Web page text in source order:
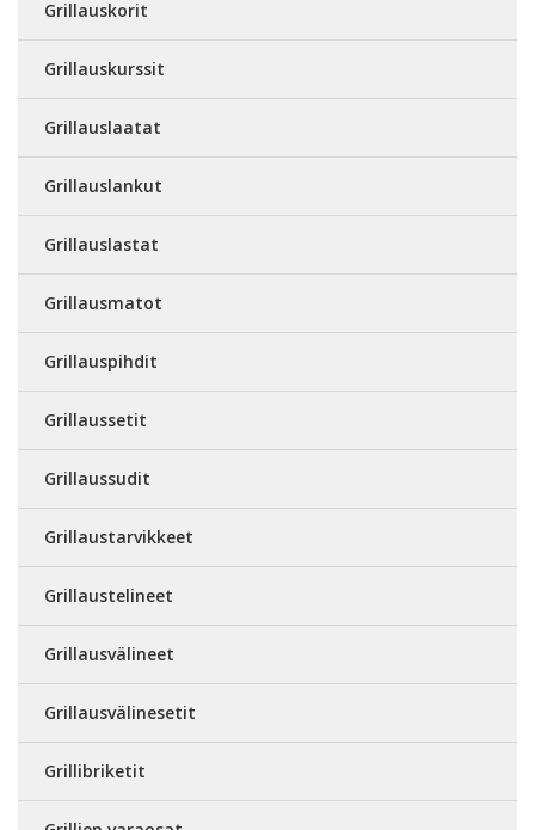
Grillauskorit
Grillauskurssit
Grillauslaatat
Grillauslankut
Grillauslastat
Grillausmatot
Grillauspihdit
Grillaussetit
Grillaussudit
Grillaustarvikkeet
Grillaustelineet
Grillausvälineet
Grillausvälinesetit
Grillibriketit